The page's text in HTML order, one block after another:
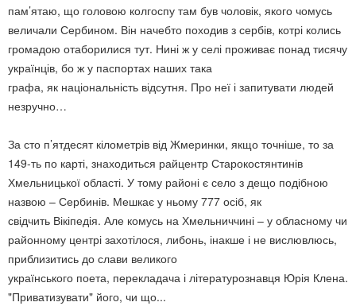
пам’ятаю, що головою колгоспу там був чоловік, якого чомусь
величали Сербином. Він начебто походив з сербів, котрі колись
громадою отаборилися тут. Нині ж у селі проживає понад тисячу
українців, бо ж у паспортах наших така
графа, як національність відсутня. Про неї і запитувати людей
незручно…
За сто п’ятдесят кілометрів від Жмеринки, якщо точніше, то за
149-ть по карті, знаходиться райцентр Старокостянтинів
Хмельницької області. У тому районі є село з дещо подібною
назвою – Сербинів. Мешкає у ньому 777 осіб, як
свідчить Вікіпедія. Але комусь на Хмельниччині – у обласному чи
районному центрі захотілося, либонь, інакше і не вислювлюсь,
приблизитись до слави великого
українського поета, перекладача і літературознавця Юрія Клена.
"Приватизувати" його, чи що...